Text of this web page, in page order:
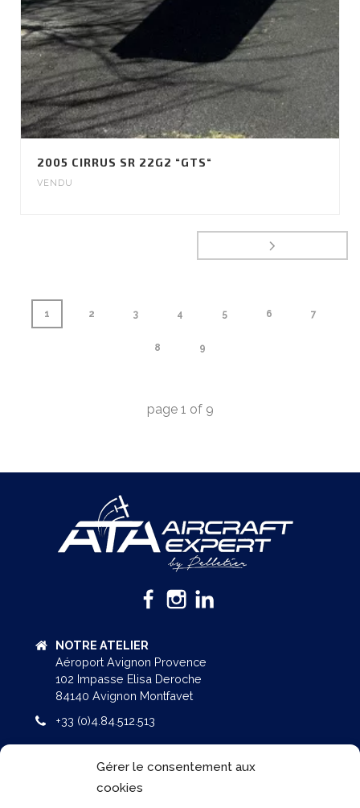
Gérer le consentement aux
cookies
2005 CIRRUS SR 22G2 “GTS“
VENDU
1 2 3 4 5 6 7
8 9
page 1 of 9
NOTRE ATELIER
Aéroport Avignon Provence
102 Impasse Elisa Deroche
84140 Avignon Montfavet
+33 (0)4.84.512.513
NOS BUREAUX
AGROPARC / 160 rue Lawrence DURRELL